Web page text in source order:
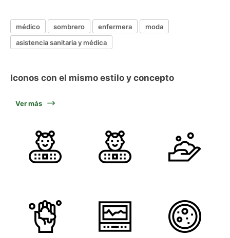
médico sombrero enfermera
moda
asistencia sanitaria y médica
Iconos con el mismo estilo y concepto
Ver más